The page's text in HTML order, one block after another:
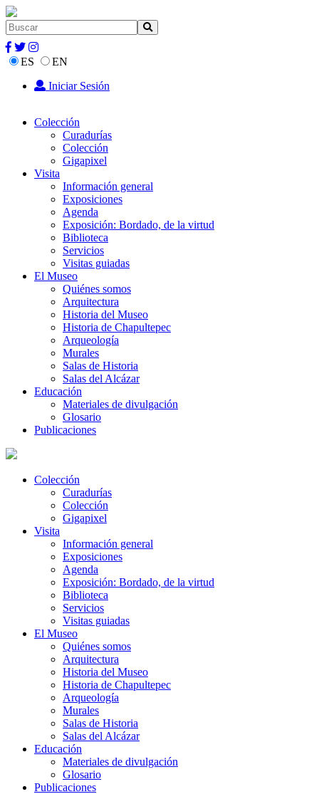
ES
EN
Iniciar Sesión
Colección
Curadurías
Colección
Gigapixel
Visita
Información general
Exposiciones
Agenda
Exposición: Bordado, de la virtud
Biblioteca
Servicios
Visitas guiadas
El Museo
Quiénes somos
Arquitectura
Historia del Museo
Historia de Chapultepec
Arqueología
Murales
Salas de Historia
Salas del Alcázar
Educación
Materiales de divulgación
Glosario
Publicaciones
Colección
Curadurías
Colección
Gigapixel
Visita
Información general
Exposiciones
Agenda
Exposición: Bordado, de la virtud
Biblioteca
Servicios
Visitas guiadas
El Museo
Quiénes somos
Arquitectura
Historia del Museo
Historia de Chapultepec
Arqueología
Murales
Salas de Historia
Salas del Alcázar
Educación
Materiales de divulgación
Glosario
Publicaciones